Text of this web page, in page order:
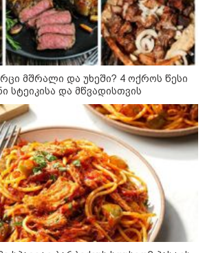
15 წლით უფროს
ალინა კაბაევას
როგორ
ის პლასტიკურ
მშრალი და უხეში? 4 ოქროს წესი
სტეიკისა და მწვადისთვის